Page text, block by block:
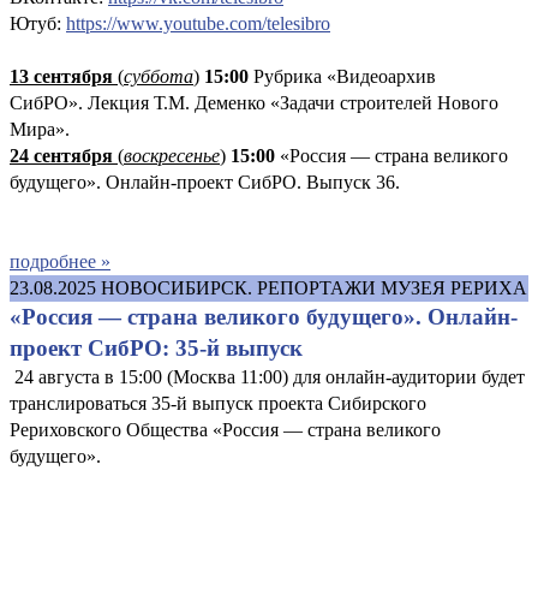
Ютуб: https://www.youtube.com/telesibro
13 сентября (суббота) 15:00 Рубрика «Видеоархив
СибРО». Лекция Т.М. Деменко «Задачи строителей Нового
Мира».
24 сентября (воскресенье) 15:00 «Россия — страна великого
будущего». Онлайн-проект СибРО. Выпуск 36.
подробнее »
23.08.2025 НОВОСИБИРСК. РЕПОРТАЖИ МУЗЕЯ РЕРИХА
«Россия — страна великого будущего». Онлайн-
проект СибРО: 35-й выпуск
24 августа в 15:00 (Москва 11:00) для онлайн-аудитории будет
транслироваться 35-й выпуск проекта Сибирского
Рериховского Общества «Россия — страна великого
будущего».